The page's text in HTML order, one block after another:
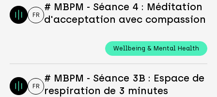
FR
# MBPM - Séance 4 : Méditation
d'acceptation avec compassion
Wellbeing & Mental Health
FR
# MBPM - Séance 3B : Espace de
respiration de 3 minutes